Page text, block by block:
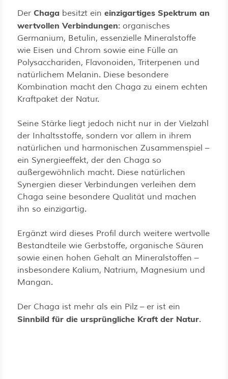
Der Chaga besitzt ein einzigartiges Spektrum an
wertvollen Verbindungen: organisches
Germanium, Betulin, essenzielle Mineralstoffe
wie Eisen und Chrom sowie eine Fülle an
Polysacchariden, Flavonoiden, Triterpenen und
natürlichem Melanin. Diese besondere
Kombination macht den Chaga zu einem echten
Kraftpaket der Natur.
Seine Stärke liegt jedoch nicht nur in der Vielzahl
der Inhaltsstoffe, sondern vor allem in ihrem
natürlichen und harmonischen Zusammenspiel –
ein Synergieeffekt, der den Chaga so
außergewöhnlich macht. Diese natürlichen
Synergien dieser Verbindungen verleihen dem
Chaga seine besondere Qualität und machen
ihn so einzigartig.
Ergänzt wird dieses Profil durch weitere wertvolle
Bestandteile wie Gerbstoffe, organische Säuren
sowie einen hohen Gehalt an Mineralstoffen –
insbesondere Kalium, Natrium, Magnesium und
Mangan.
Der Chaga ist mehr als ein Pilz – er ist ein
Sinnbild für die ursprüngliche Kraft der Natur.